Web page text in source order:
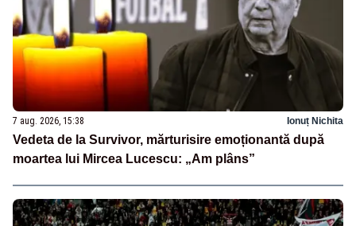
7 aug. 2026, 15:38 Ionuț Nichita
Vedeta de la Survivor, mărturisire emoționantă după
moartea lui Mircea Lucescu: „Am plâns”